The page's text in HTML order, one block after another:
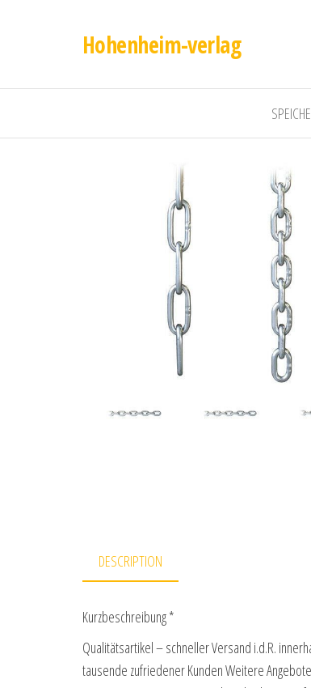
Hohenheim-verlag
DESCRIPTION
Kurzbeschreibung *
Qualitätsartikel – schneller Versand i.d.R.
tausende zufriedener Kunden Weitere